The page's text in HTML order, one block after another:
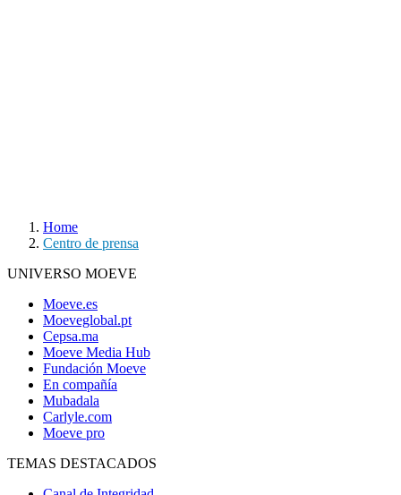
Home
Centro de prensa
UNIVERSO MOEVE
Moeve.es
Moeveglobal.pt
Cepsa.ma
Moeve Media Hub
Fundación Moeve
En compañía
Mubadala
Carlyle.com
Moeve pro
TEMAS DESTACADOS